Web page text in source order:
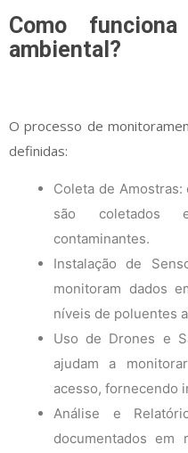
Como
ambiental?
O processo de
definidas:
Coleta de
são coletados
contaminantes.
Instalação de
monitoram dados
níveis de poluentes
Uso de Drones e
ajudam a
acesso, fornecendo
Análise e
documentados em